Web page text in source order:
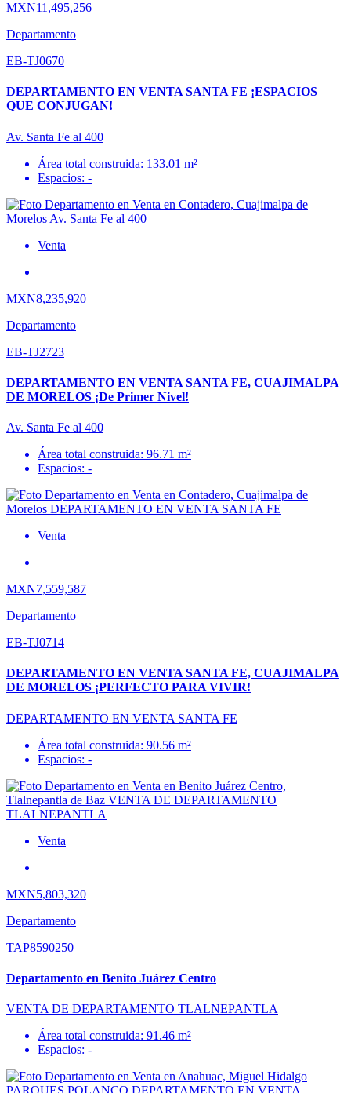
MXN11,495,256
Departamento
EB-TJ0670
DEPARTAMENTO EN VENTA SANTA FE ¡ESPACIOS
QUE CONJUGAN!
Av. Santa Fe al 400
Área total construida: 133.01 m²
Espacios: -
Venta
MXN8,235,920
Departamento
EB-TJ2723
DEPARTAMENTO EN VENTA SANTA FE, CUAJIMALPA
DE MORELOS ¡De Primer Nivel!
Av. Santa Fe al 400
Área total construida: 96.71 m²
Espacios: -
Venta
MXN7,559,587
Departamento
EB-TJ0714
DEPARTAMENTO EN VENTA SANTA FE, CUAJIMALPA
DE MORELOS ¡PERFECTO PARA VIVIR!
DEPARTAMENTO EN VENTA SANTA FE
Área total construida: 90.56 m²
Espacios: -
Venta
MXN5,803,320
Departamento
TAP8590250
Departamento en Benito Juárez Centro
VENTA DE DEPARTAMENTO TLALNEPANTLA
Área total construida: 91.46 m²
Espacios: -